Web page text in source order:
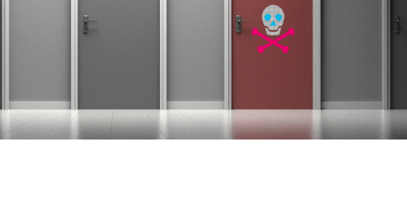
NUAJE : NUmérique et Appropriation par la Jeunesse
Contact